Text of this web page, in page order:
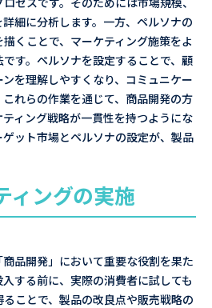
細に分析します。一方、ペルソナの
くことで、マーケティング施策をよ
す。ペルソナを設定することで、顧
を理解しやすくなり、コミュニケー
れらの作業を通じて、商品開発の方
ィング戦略が一貫性を持つようにな
ット市場とペルソナの設定が、製品
ィングの実施
品開発」において重要な役割を果た
する前に、実際の消費者に試しても
ことで、製品の改良点や販売戦略の